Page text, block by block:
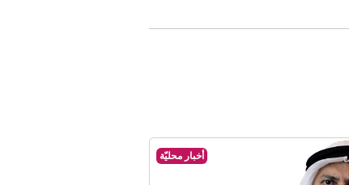
أخبار محليّة